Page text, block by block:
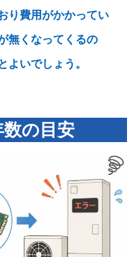
り費用がかかってい
無くなってくるの
いでしょう。
の目安